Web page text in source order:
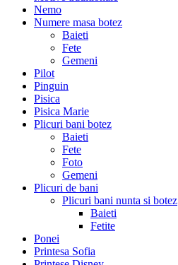
Nemo
Numere masa botez
Baieti
Fete
Gemeni
Pilot
Pinguin
Pisica
Pisica Marie
Plicuri bani botez
Baieti
Fete
Foto
Gemeni
Plicuri de bani
Plicuri bani nunta si botez
Baieti
Fetite
Ponei
Printesa Sofia